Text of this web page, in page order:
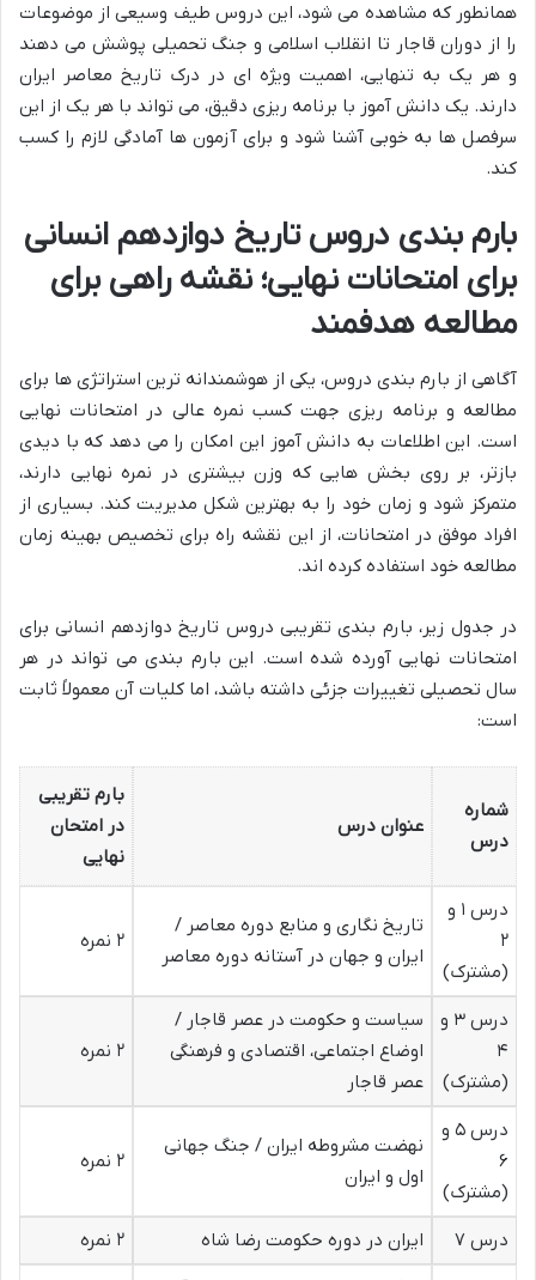
همانطور که مشاهده می شود، این دروس طیف وسیعی از موضوعات
را از دوران قاجار تا انقلاب اسلامی و جنگ تحمیلی پوشش می دهند
و هر یک به تنهایی، اهمیت ویژه ای در درک تاریخ معاصر ایران
دارند. یک دانش آموز با برنامه ریزی دقیق، می تواند با هر یک از این
سرفصل ها به خوبی آشنا شود و برای آزمون ها آمادگی لازم را کسب
کند.
بارم بندی دروس تاریخ دوازدهم انسانی
برای امتحانات نهایی؛ نقشه راهی برای
مطالعه هدفمند
آگاهی از بارم بندی دروس، یکی از هوشمندانه ترین استراتژی ها برای
مطالعه و برنامه ریزی جهت کسب نمره عالی در امتحانات نهایی
است. این اطلاعات به دانش آموز این امکان را می دهد که با دیدی
بازتر، بر روی بخش هایی که وزن بیشتری در نمره نهایی دارند،
متمرکز شود و زمان خود را به بهترین شکل مدیریت کند. بسیاری از
افراد موفق در امتحانات، از این نقشه راه برای تخصیص بهینه زمان
مطالعه خود استفاده کرده اند.
در جدول زیر، بارم بندی تقریبی دروس تاریخ دوازدهم انسانی برای
امتحانات نهایی آورده شده است. این بارم بندی می تواند در هر
سال تحصیلی تغییرات جزئی داشته باشد، اما کلیات آن معمولاً ثابت
است:
شماره
درس
عنوان درس
بارم تقریبی
در امتحان
نهایی
درس ۱ و
۲
(مشترک)
تاریخ نگاری و منابع دوره معاصر /
ایران و جهان در آستانه دوره معاصر
۲ نمره
درس ۳ و
۴
(مشترک)
سیاست و حکومت در عصر قاجار /
اوضاع اجتماعی، اقتصادی و فرهنگی
عصر قاجار
۲ نمره
درس ۵ و
۶
(مشترک)
نهضت مشروطه ایران / جنگ جهانی
اول و ایران
۲ نمره
درس ۷ ایران در دوره حکومت رضا شاه
۲ نمره